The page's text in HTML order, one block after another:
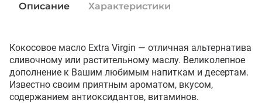
Описание Характеристики
Кокосовое масло Extra Virgin — отличная альтернатива
сливочному или растительному маслу. Великолепное
дополнение к Вашим любимым напиткам и десертам.
Известно своим приятным ароматом, вкусом,
содержанием антиоксидантов, витаминов.